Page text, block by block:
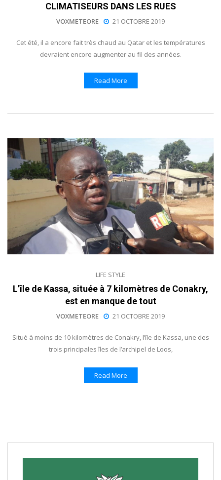
CLIMATISEURS DANS LES RUES
VOXMETEORE 21 OCTOBRE 2019
Cet été, il a encore fait très chaud au Qatar et les températures
devraient encore augmenter au fil des années.
Read More
LIFE STYLE
L’île de Kassa, située à 7 kilomètres de Conakry,
est en manque de tout
VOXMETEORE 21 OCTOBRE 2019
Situé à moins de 10 kilomètres de Conakry, l’île de Kassa, une des
trois principales îles de l’archipel de Loos,
Read More